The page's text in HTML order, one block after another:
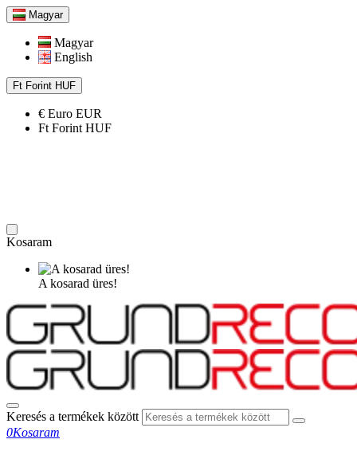
Magyar
Magyar
English
Ft Forint HUF
€ Euro EUR
Ft Forint HUF
Kosaram
A kosarad üres!
Keresés a termékek között
0Kosaram